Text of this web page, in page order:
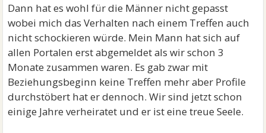
Dann hat es wohl für die Männer nicht gepasst
wobei mich das Verhalten nach einem Treffen auch
nicht schockieren würde. Mein Mann hat sich auf
allen Portalen erst abgemeldet als wir schon 3
Monate zusammen waren. Es gab zwar mit
Beziehungsbeginn keine Treffen mehr aber Profile
durchstöbert hat er dennoch. Wir sind jetzt schon
einige Jahre verheiratet und er ist eine treue Seele.